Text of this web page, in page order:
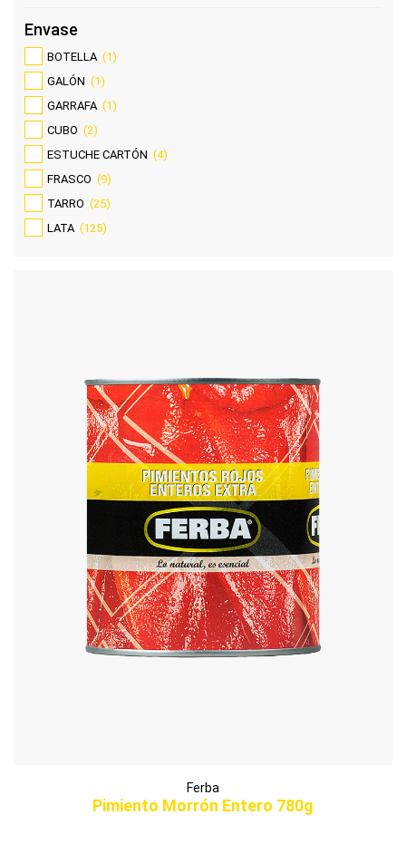
Envase
BOTELLA (1)
GALÓN (1)
GARRAFA (1)
CUBO (2)
ESTUCHE CARTÓN (4)
FRASCO (9)
TARRO (25)
LATA (125)
Ferba
Pimiento Morrón Entero 780g